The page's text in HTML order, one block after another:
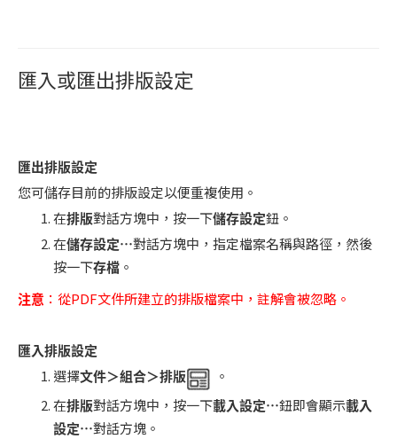
匯入或匯出排版設定
匯出排版設定
您可儲存目前的排版設定以便重複使用。
在排版對話方塊中，按一下儲存設定鈕。
在儲存設定…對話方塊中，指定檔案名稱與路徑，然後
按一下存檔 。
注意 ：從PDF文件所建立的排版檔案中，註解會被忽略。
匯入排版設定
選擇文件＞組合＞排版
。
在排版對話方塊中，按一下載入設定…鈕即會顯示載入
設定…對話方塊。